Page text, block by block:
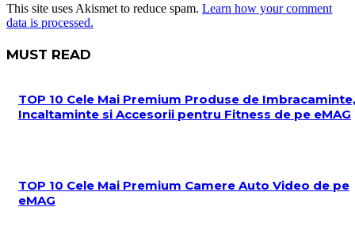
This site uses Akismet to reduce spam. Learn how your comment
data is processed.
MUST READ
TOP 10 Cele Mai Premium Produse de Imbracaminte,
Incaltaminte si Accesorii pentru Fitness de pe eMAG
TOP 10 Cele Mai Premium Camere Auto Video de pe
eMAG